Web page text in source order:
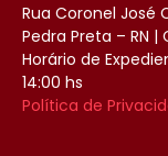
Rua Coronel José
Pedra Preta – RN |
Horário de
14:00 hs
Política de